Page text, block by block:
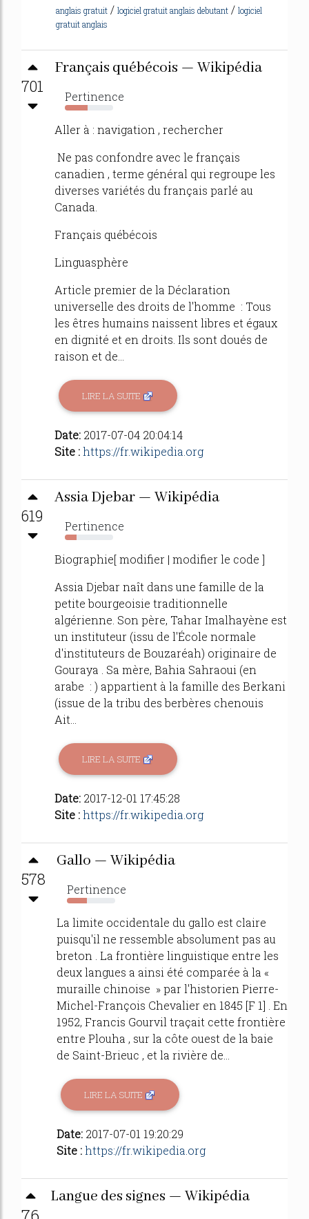
anglais gratuit / logiciel gratuit anglais debutant / logiciel
gratuit anglais
701
Français québécois — Wikipédia
Pertinence
47%
Aller à : navigation , rechercher
Ne pas confondre avec le français
canadien , terme général qui regroupe les
diverses variétés du français parlé au
Canada.
Français québécois
Linguasphère
Article premier de la Déclaration
universelle des droits de l'homme : Tous
les êtres humains naissent libres et égaux
en dignité et en droits. Ils sont doués de
raison et de...
LIRE LA SUITE
Date: 2017-07-04 20:04:14
Site :https://fr.wikipedia.org
619
Assia Djebar — Wikipédia
Pertinence
24%
Biographie[ modifier | modifier le code ]
Assia Djebar naît dans une famille de la
petite bourgeoisie traditionnelle
algérienne. Son père, Tahar Imalhayène est
un instituteur (issu de l'École normale
d'instituteurs de Bouzaréah) originaire de
Gouraya . Sa mère, Bahia Sahraoui (en
arabe : ) appartient à la famille des Berkani
(issue de la tribu des berbères chenouis
Ait...
LIRE LA SUITE
Date: 2017-12-01 17:45:28
Site :https://fr.wikipedia.org
578
Gallo — Wikipédia
Pertinence
41%
La limite occidentale du gallo est claire
puisqu'il ne ressemble absolument pas au
breton . La frontière linguistique entre les
deux langues a ainsi été comparée à la «
muraille chinoise » par l'historien Pierre-
Michel-François Chevalier en 1845 [F 1] . En
1952, Francis Gourvil traçait cette frontière
entre Plouha , sur la côte ouest de la baie
de Saint-Brieuc , et la rivière de...
LIRE LA SUITE
Date: 2017-07-01 19:20:29
Site :https://fr.wikipedia.org
Langue des signes — Wikipédia